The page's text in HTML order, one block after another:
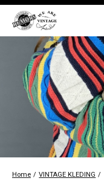
Home / VINTAGE KLEDING /